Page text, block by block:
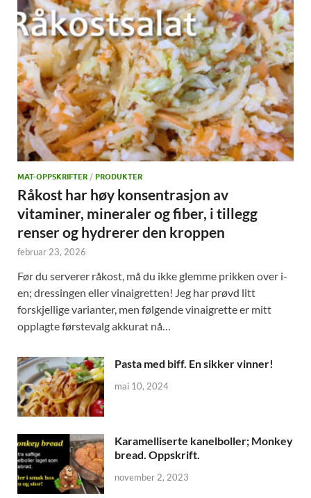
MAT-OPPSKRIFTER / PRODUKTER
Råkost har høy konsentrasjon av
vitaminer, mineraler og fiber, i tillegg
renser og hydrerer den kroppen
februar 23, 2026
Før du serverer råkost, må du ikke glemme prikken over i-
en; dressingen eller vinaigretten! Jeg har prøvd litt
forskjellige varianter, men følgende vinaigrette er mitt
opplagte førstevalg akkurat nå…
Pasta med biff. En sikker vinner!
mai 10, 2024
Karamelliserte kanelboller; Monkey
bread. Oppskrift.
november 2, 2023